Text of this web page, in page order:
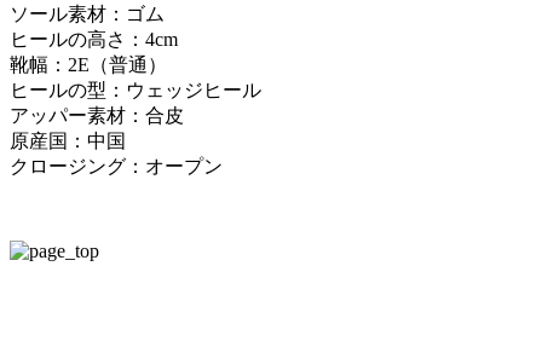
ソール素材：ゴム
ヒールの高さ：4cm
靴幅：2E（普通）
ヒールの型：ウェッジヒール
アッパー素材：合皮
原産国：中国
クロージング：オープン